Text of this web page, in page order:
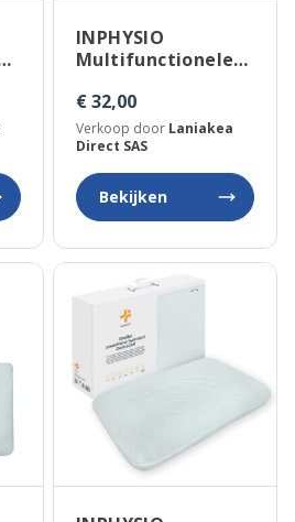
INPHYSIO
Multifunctionele
traagschuim met
verstelbare riem
€ 32,00
Verkoop door Laniakea
Direct SAS
Bekijken